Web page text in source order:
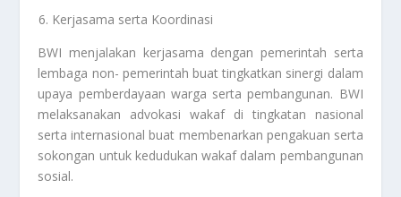
Kerjasama serta Koordinasi
BWI menjalakan kerjasama dengan pemerintah serta
lembaga non- pemerintah buat tingkatkan sinergi dalam
upaya pemberdayaan warga serta pembangunan. BWI
melaksanakan advokasi wakaf di tingkatan nasional
serta internasional buat membenarkan pengakuan serta
sokongan untuk kedudukan wakaf dalam pembangunan
sosial.